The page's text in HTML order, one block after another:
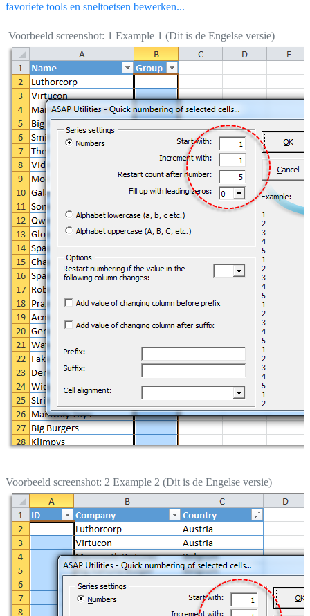
favoriete tools en sneltoetsen bewerken...
Voorbeeld screenshot: 1 Example 1 (Dit is de Engelse versie)
Voorbeeld screenshot: 2 Example 2 (Dit is de Engelse versie)